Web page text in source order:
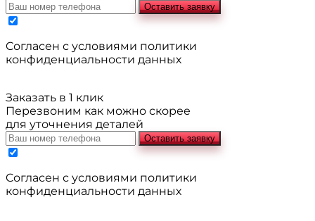
Оставить заявку
Cогласен с условиями политики
конфиденциальности данных
Заказать в 1 клик
Перезвоним как можно скорее
для уточнения деталей
Оставить заявку
Cогласен с условиями политики
конфиденциальности данных